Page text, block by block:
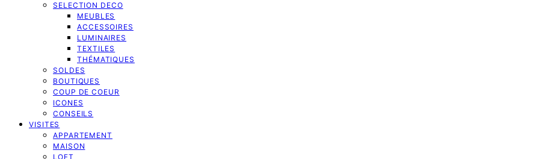
SELECTION DECO
MEUBLES
ACCESSOIRES
LUMINAIRES
TEXTILES
THÉMATIQUES
SOLDES
BOUTIQUES
COUP DE COEUR
ICONES
CONSEILS
VISITES
APPARTEMENT
MAISON
LOFT